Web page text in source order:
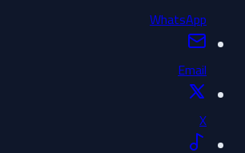
WhatsApp
Email
X